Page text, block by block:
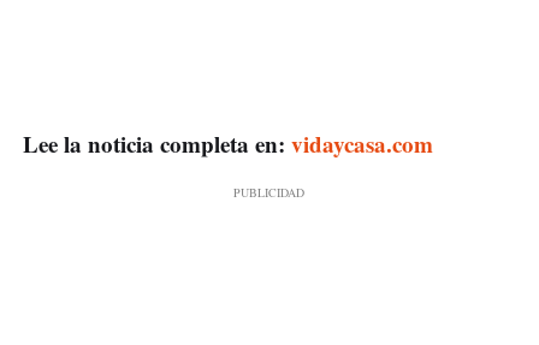
Lee la noticia completa en: vidaycasa.com